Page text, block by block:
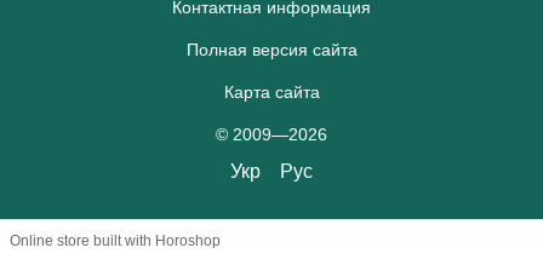
Контактная информация
Полная версия сайта
Карта сайта
© 2009—2026
Укр Рус
Online store built with Horoshop